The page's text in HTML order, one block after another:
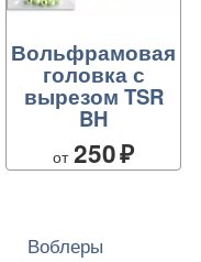
Вольфрамовая
головка с
вырезом TSR
BH
от 250
Воблеры